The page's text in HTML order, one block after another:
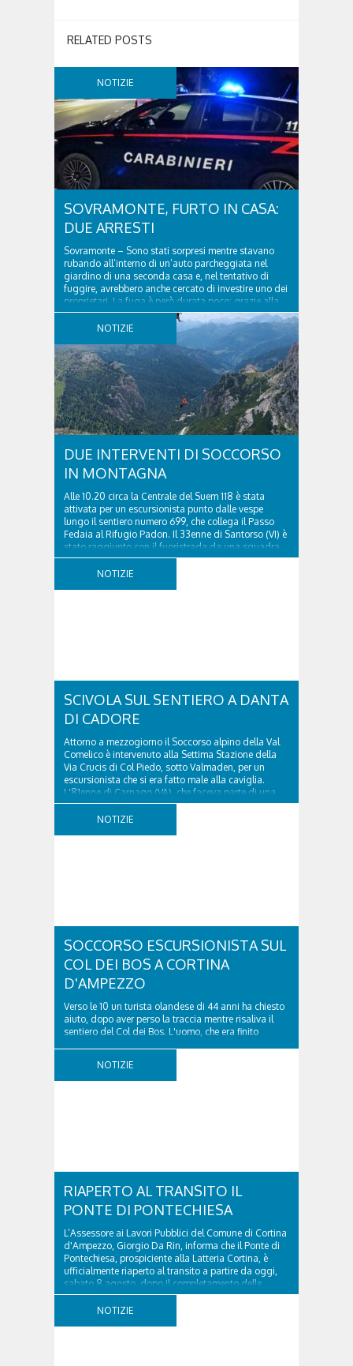
RELATED POSTS
NOTIZIE
SOVRAMONTE, FURTO IN CASA:
DUE ARRESTI
Sovramonte – Sono stati sorpresi mentre stavano
rubando all’interno di un’auto parcheggiata nel
giardino di una seconda casa e, nel tentativo di
fuggire, avrebbero anche cercato di investire uno dei
proprietari. La fuga è però durata poco: grazie alla
tempestiva chiamata al 112 e all’intervento...
NOTIZIE
DUE INTERVENTI DI SOCCORSO
IN MONTAGNA
Alle 10.20 circa la Centrale del Suem 118 è stata
attivata per un escursionista punto dalle vespe
lungo il sentiero numero 699, che collega il Passo
Fedaia al Rifugio Padon. Il 33enne di Santorso (VI) è
stato raggiunto con il fuoristrada da una squadra
del Soccorso alpino della Val Pettorina...
NOTIZIE
SCIVOLA SUL SENTIERO A DANTA
DI CADORE
Attorno a mezzogiorno il Soccorso alpino della Val
Comelico è intervenuto alla Settima Stazione della
Via Crucis di Col Piedo, sotto Valmaden, per un
escursionista che si era fatto male alla caviglia.
L'81enne di Carnago (VA), che faceva parte di una
comitiva e aveva riportato un trauma...
NOTIZIE
SOCCORSO ESCURSIONISTA SUL
COL DEI BOS A CORTINA
D'AMPEZZO
Verso le 10 un turista olandese di 44 anni ha chiesto
aiuto, dopo aver perso la traccia mentre risaliva il
sentiero del Col dei Bos. L'uomo, che era finito
Torri del Falzarego, era...
NOTIZIE
RIAPERTO AL TRANSITO IL
PONTE DI PONTECHIESA
L’Assessore ai Lavori Pubblici del Comune di Cortina
d'Ampezzo, Giorgio Da Rin, informa che il Ponte di
Pontechiesa, prospiciente alla Latteria Cortina, è
ufficialmente riaperto al transito a partire da oggi,
sabato 8 agosto, dopo il completamento delle
verifiche e il positivo collaudo...
NOTIZIE